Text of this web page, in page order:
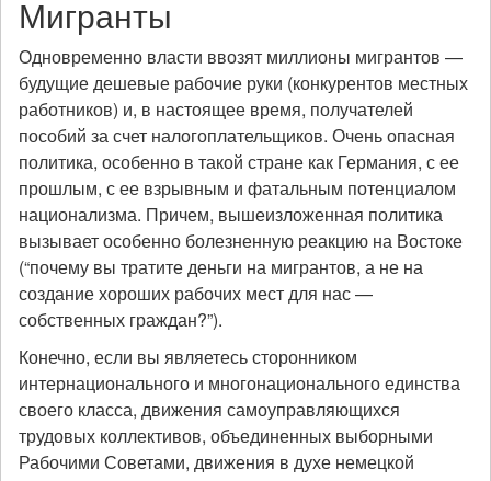
Мигранты
Одновременно власти ввозят миллионы мигрантов —
будущие дешевые рабочие руки (конкурентов местных
работников) и, в настоящее время, получателей
пособий за счет налогоплательщиков. Очень опасная
политика, особенно в такой стране как Германия, с ее
прошлым, с ее взрывным и фатальным потенциалом
национализма. Причем, вышеизложенная политика
вызывает особенно болезненную реакцию на Востоке
(“почему вы тратите деньги на мигрантов, а не на
создание хороших рабочих мест для нас —
собственных граждан?”).
Конечно, если вы являетесь сторонником
интернационального и многонационального единства
своего класса, движения самоуправляющихся
трудовых коллективов, объединенных выборными
Рабочими Советами, движения в духе немецкой